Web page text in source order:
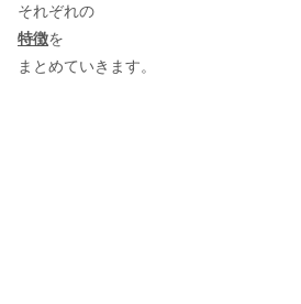
それぞれの
特徴を
まとめていきます。